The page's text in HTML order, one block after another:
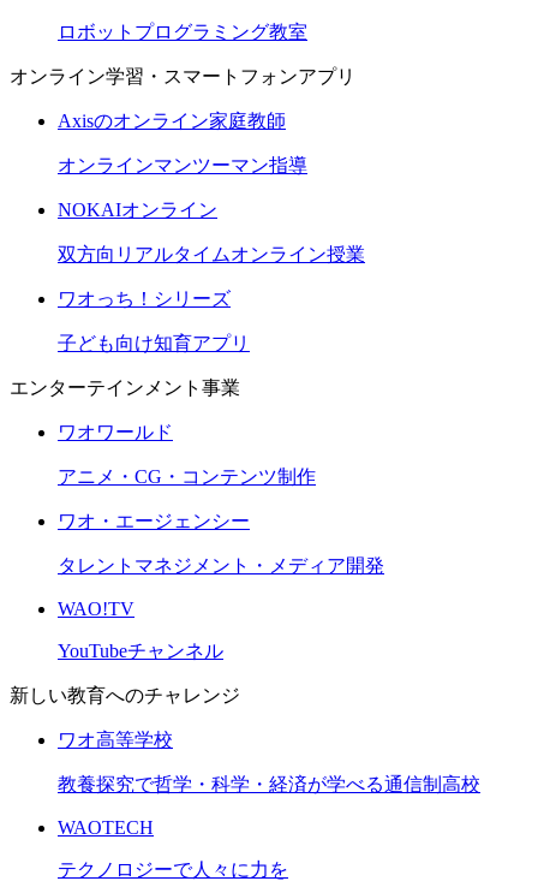
ロボットプログラミング教室
オンライン学習・スマートフォンアプリ
Axisのオンライン家庭教師
オンラインマンツーマン指導
NOKAIオンライン
双方向リアルタイムオンライン授業
ワオっち！シリーズ
子ども向け知育アプリ
エンターテインメント事業
ワオワールド
アニメ・CG・コンテンツ制作
ワオ・エージェンシー
タレントマネジメント・メディア開発
WAO!TV
YouTubeチャンネル
新しい教育へのチャレンジ
ワオ高等学校
教養探究で哲学・科学・経済が学べる通信制高校
WAOTECH
テクノロジーで人々に力を